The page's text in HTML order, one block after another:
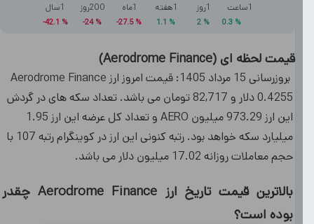
200روز
قیمت لحظه ای(
Aerodrome Finance
)
بروزرسانی 15 مرداد 1405: قیمت امروز ارز Aerodrome Finance
0.4255 دلار و 82,717 تومان می باشد. تعداد سکه های در گردش
این ارز 973.29 میلیون AERO و تعداد کل عرضه این ارز 1.95
میلیارد سکه خواهد بود. رتبه کنونی این ارز در کوینگرام رتبه 107 با
حجم معاملات روزانه 17.02 میلیون دلار می باشد.
بالاترین قیمت تاریخ ارز Aerodrome Finance چقدر
بوده است؟